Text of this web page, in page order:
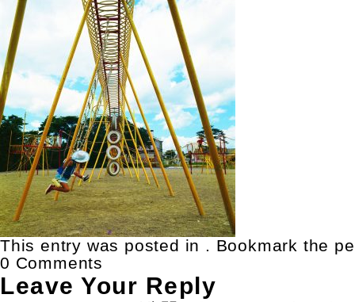
This entry was posted in . Bookmark the
0 Comments
Leave Your Reply